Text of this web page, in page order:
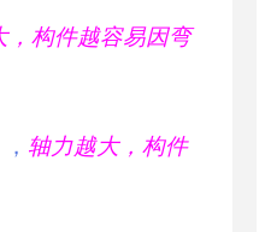
，构件越容易因弯
轴力越大，构件